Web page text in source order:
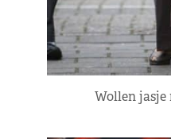
Wollen jasje